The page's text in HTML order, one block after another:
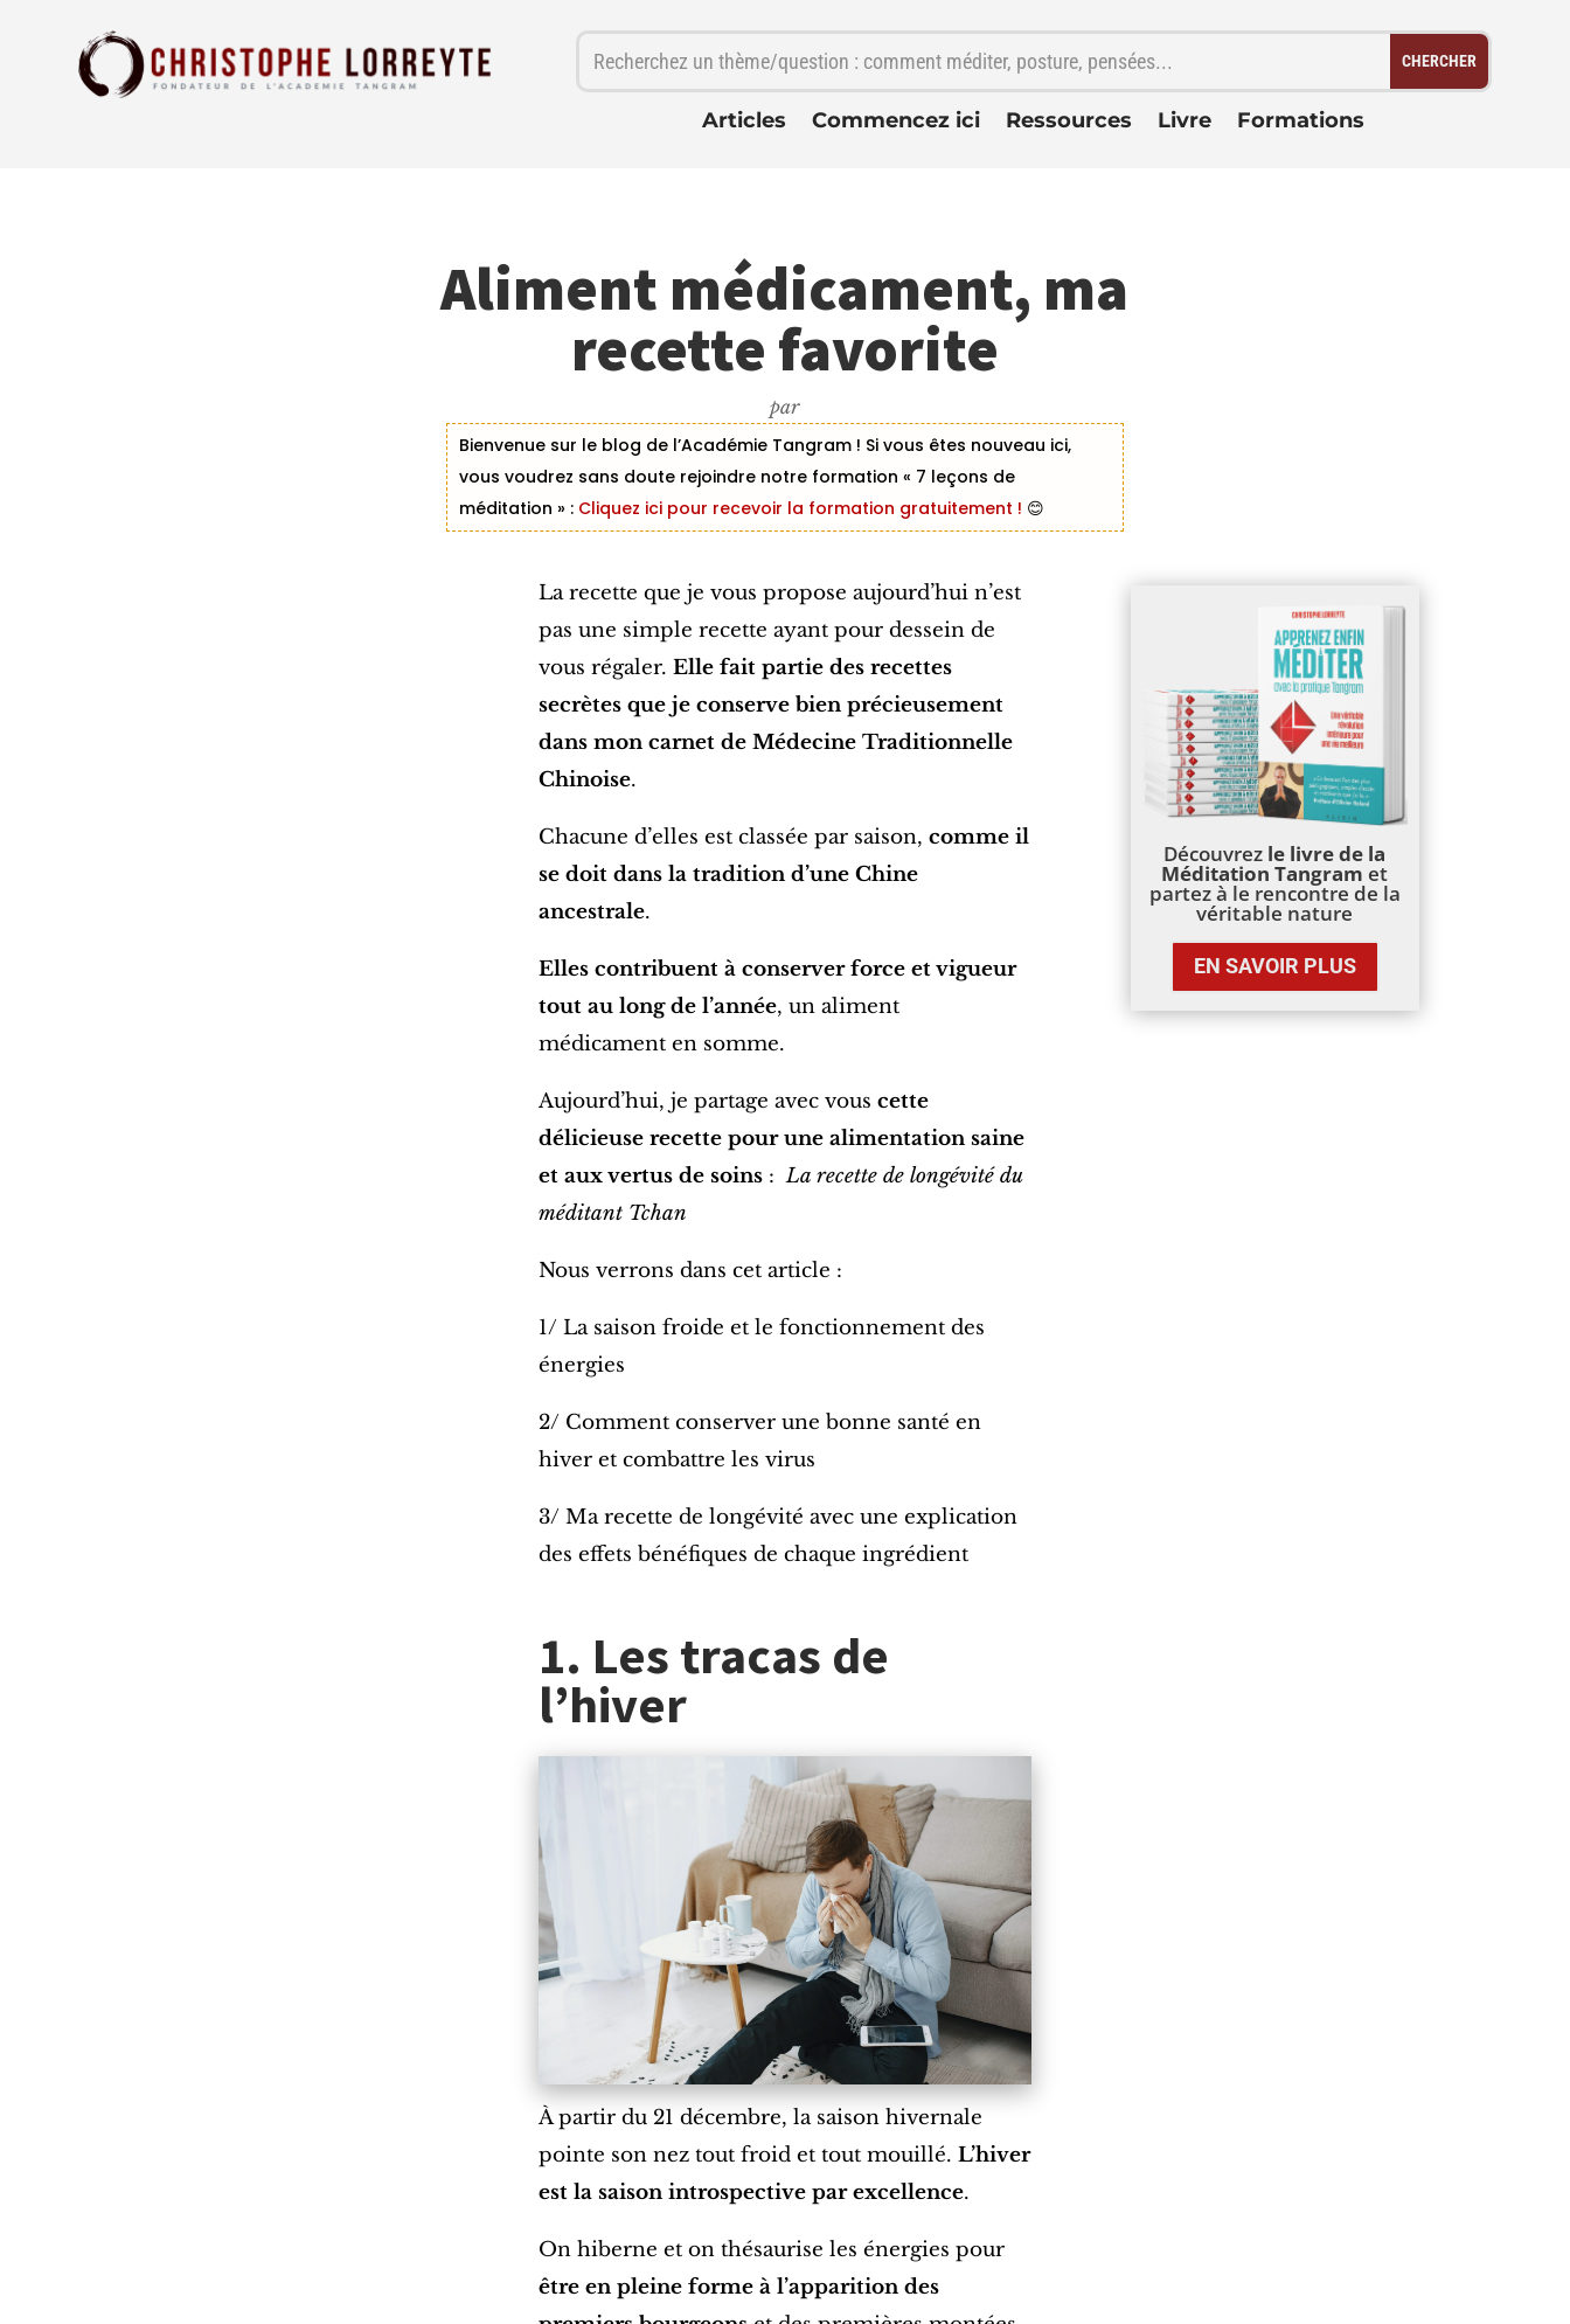
Articles Commencez ici Ressources Livre Formations
Aliment médicament, ma
recette favorite
par
Bienvenue sur le blog de l’Académie Tangram ! Si vous êtes nouveau ici,
vous voudrez sans doute rejoindre notre formation « 7 leçons de
méditation » :Cliquez ici pour recevoir la formation gratuitement ! 😊
La recette que je vous propose aujourd’hui n’est
pas une simple recette ayant pour dessein de
vous régaler.Elle fait partie des recettes
secrètes que je conserve bien précieusement
dans mon carnet de Médecine Traditionnelle
Chinoise.
Chacune d’elles est classée par saison,comme il
se doit dans la tradition d’une Chine
ancestrale.
Elles contribuent à conserver force et vigueur
tout au long de l’année, un aliment
médicament en somme.
Aujourd’hui, je partage avec vous cette
délicieuse recette pour une alimentation saine
et aux vertus de soins : La recette de longévité du
méditant Tchan
Nous verrons dans cet article :
1/ La saison froide et le fonctionnement des
énergies
2/ Comment conserver une bonne santé en
hiver et combattre les virus
3/ Ma recette de longévité avec une explication
des effets bénéfiques de chaque ingrédient
1. Les tracas de
l’hiver
À partir du 21 décembre, la saison hivernale
pointe son nez tout froid et tout mouillé.L’hiver
est la saison introspective par excellence.
On hiberne et on thésaurise les énergies pour
être en pleine forme à l’apparition des
Découvrez le livre de la
Méditation Tangram et
partez à le rencontre de la
véritable nature
EN SAVOIR PLUS